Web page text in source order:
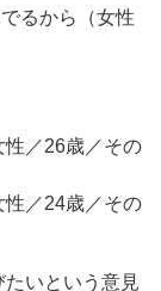
るから（女性
性／26歳／その
性／24歳／その
いという意見